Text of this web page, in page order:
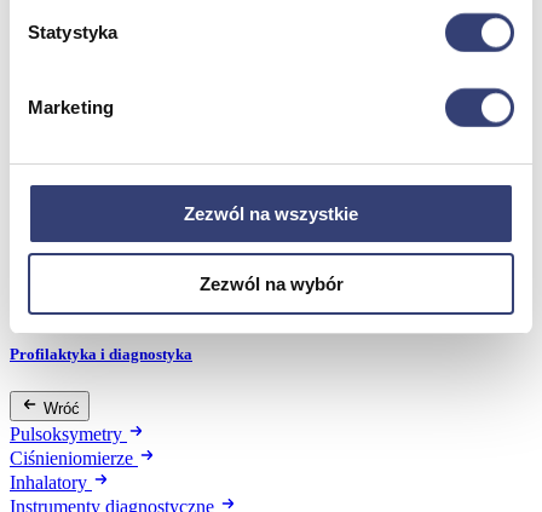
Statystyka
Marketing
Zezwól na wszystkie
Zezwól na wybór
Wróć
Pojemniki i worki na odpady
Urządzenia
Profilaktyka i diagnostyka
Wróć
Pulsoksymetry
Ciśnieniomierze
Inhalatory
Instrumenty diagnostyczne